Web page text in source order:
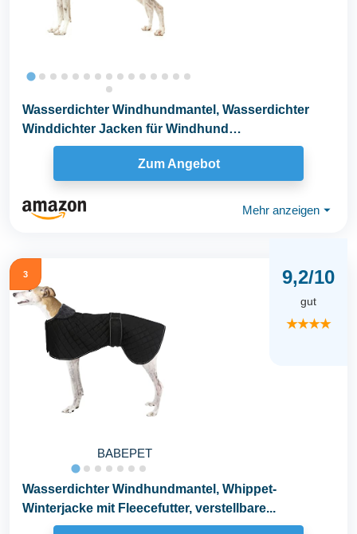
Wasserdichter Windhundmantel, Wasserdichter
Winddichter Jacken für Windhund
Rollkragenpullover...
Zum Angebot
Mehr anzeigen ⏷
3
BABEPET
9,2/10
gut
★★★★
Wasserdichter Windhundmantel, Whippet-
Winterjacke mit Fleecefutter, verstellbare...